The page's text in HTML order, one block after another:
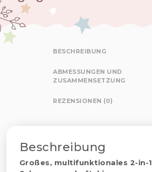
BESCHREIBUNG
ABMESSUNGEN UND
ZUSAMMENSETZUNG
REZENSIONEN (0)
Beschreibung
Großes, multifunktionales 2-in-1